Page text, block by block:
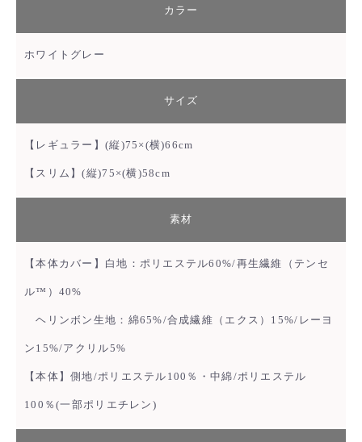
カラー
ホワイトグレー
サイズ
【レギュラー】(縦)75×(横)66cm
【スリム】(縦)75×(横)58cm
素材
【本体カバー】白地：ポリエステル60%/再生繊維（テンセ
ル™）40%
ヘリンボン生地：綿65%/合成繊維（エクス）15%/レーヨ
ン15%/アクリル5%
【本体】側地/ポリエステル100％・中綿/ポリエステル
100％(一部ポリエチレン)